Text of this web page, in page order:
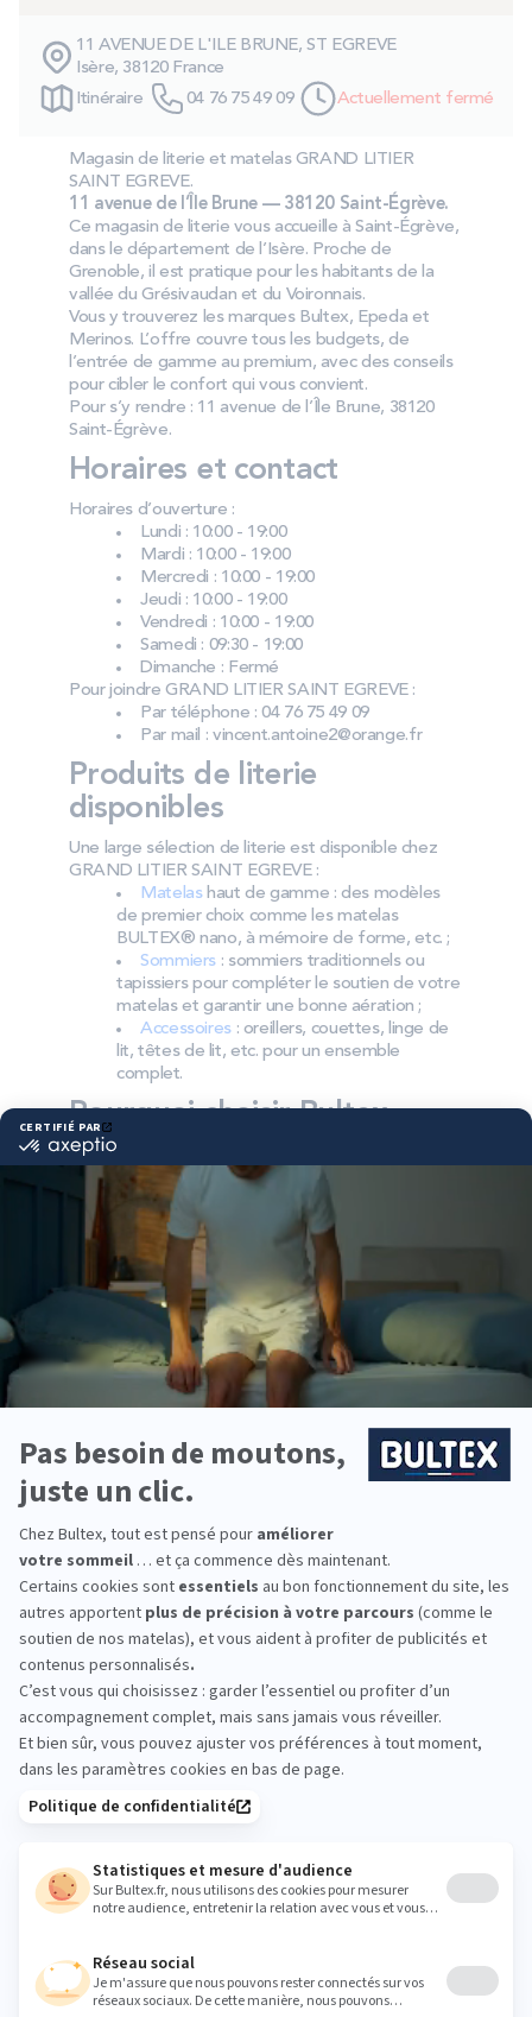
Technologie bultex
Nos engagements
Storelocator
ContactMon compte
11 AVENUE DE L'ILE BRUNE, ST EGREVE
Isère, 38120 France
Itinéraire
04 76 75 49 09 Actuellement fermé
Magasin de literie et matelas GRAND LITIER
SAINT EGREVE.
11 avenue de l’Île Brune — 38120 Saint-Égrève.
Ce magasin de literie vous accueille à Saint-Égrève,
dans le département de l’Isère. Proche de
Grenoble, il est pratique pour les habitants de la
vallée du Grésivaudan et du Voironnais.
Vous y trouverez les marques Bultex, Epeda et
Merinos. L’offre couvre tous les budgets, de
l’entrée de gamme au premium, avec des conseils
pour cibler le confort qui vous convient.
Pour s’y rendre : 11 avenue de l’Île Brune, 38120
Saint-Égrève.
Horaires et contact
Horaires d’ouverture :
Lundi : 10:00 - 19:00
Mardi : 10:00 - 19:00
Mercredi : 10:00 - 19:00
Jeudi : 10:00 - 19:00
Vendredi : 10:00 - 19:00
Samedi : 09:30 - 19:00
Dimanche : Fermé
Pour joindre GRAND LITIER SAINT EGREVE :
Par téléphone : 04 76 75 49 09
Par mail : vincent.antoine2@orange.fr
Produits de literie
disponibles
Une large sélection de literie est disponible chez
GRAND LITIER SAINT EGREVE :
Matelashaut de gamme : des modèles
de premier choix comme les matelas
BULTEX® nano, à mémoire de forme, etc. ;
Sommiers : sommiers traditionnels ou
tapissiers pour compléter le soutien de votre
matelas et garantir une bonne aération ;
Accessoires: oreillers, couettes, linge de
lit, têtes de lit, etc. pour un ensemble
complet.
Pourquoi choisir Bultex
comme literie ?
Bultex fait partie des marques les plus présentes
dans les foyers français*. Son savoir‑faire industriel
et son exigence de qualité assurent un confort
fiable dans le temps.
Chaque dormeur peut trouver sa fermeté grâce à
une gamme étendue. En l’associant au bon
sommier, vous obtenez un soutien cohérent et une
meilleure durabilité.
Vous équipez une chambre principale, une chambre
d’ami ou la literie des enfants ? Les collections
Bultex permettent d’aménager chaque couchage
*Marque la plus détenue : 18 599 personnes
interrogées de février 2019 à mars 2025. Institut
Iligo.
GRAND LITIER SAINT
EGREVE : essayez avant
d’acheter
Rien ne remplace un essai en magasin.
Allongez‑vous, comparez plusieurs fermetés et
prenez le temps de ressentir les différences.
L’équipe vous accompagne pour affiner votre choix
en toute simplicité.
Lundi 10:00 - 19:00
Mercredi 10:00 - 19:00